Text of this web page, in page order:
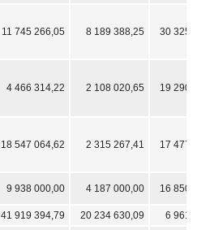
11 745 266,05 8 189 388,25 30 325
4 466 314,22 2 108 020,65 19 290
18 547 064,62 2 315 267,41 17 477
9 938 000,00 4 187 000,00 16 850
41 919 394,79 20 234 630,09 6 961